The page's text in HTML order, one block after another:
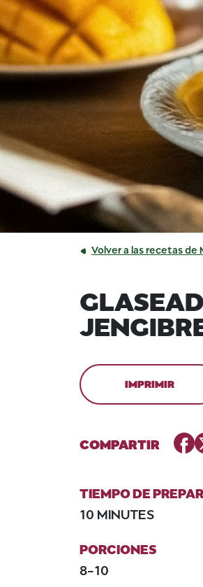
Volver a las recetas de
IMPRIMIR
COMPARTIR
TIEMPO DE
10 MINUTES
PORCIONES
8-10